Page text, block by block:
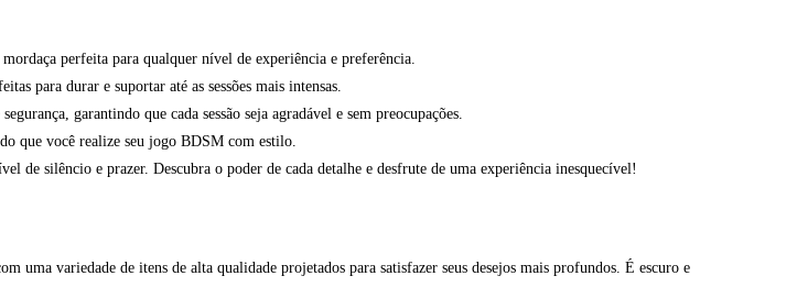
perfeita para qualquer nível de experiência e preferência.
para durar e suportar até as sessões mais intensas.
garantindo que cada sessão seja agradável e sem preocupações.
que você realize seu jogo BDSM com estilo.
de silêncio e prazer. Descubra o poder de cada detalhe e desfrute de uma experiência inesquecível!
uma variedade de itens de alta qualidade projetados para satisfazer seus desejos mais profundos. É escuro e